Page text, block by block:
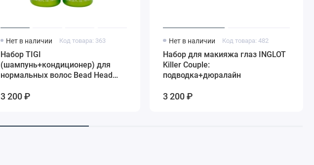
Нет в наличии Код товара: 363
Набор TIGI
(шампунь+кондиционер) для
нормальных волос Bead Head
2*750 мл
3 200 ₽
Нет в наличии Код товара: 482
Набор для макияжа глаз INGLOT
Killer Couple:
подводка+дюралайн
3 200 ₽